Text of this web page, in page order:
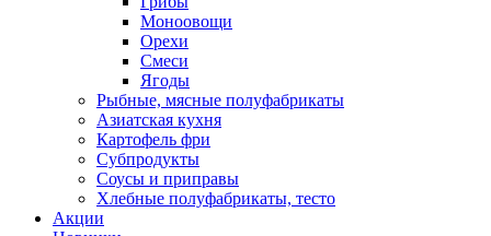
Моноовощи
Орехи
Смеси
Ягоды
Рыбные, мясные полуфабрикаты
Азиатская кухня
Картофель фри
Субпродукты
Соусы и приправы
Хлебные полуфабрикаты, тесто
Акции